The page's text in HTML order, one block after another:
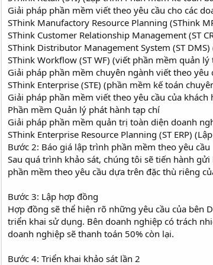
Giải pháp phần mềm viết theo yêu cầu cho các
SThink Manufactory Resource Planning (SThink
SThink Customer Relationship Management (ST
SThink Distributor Management System (ST
SThink Workflow (ST WF) (viết phần mềm quản
Giải pháp phần mềm chuyên ngành viết theo yêu
SThink Enterprise (STE) (phần mềm kế toán
Giải pháp phần mềm viết theo yêu cầu của khách
Phần mềm Quản lý phát hành tạp chí
Giải pháp phần mềm quản trị toàn diện doanh
SThink Enterprise Resource Planning (ST ERP)
Bước 2: Báo giá lập trình phần mềm theo yêu cầu
Sau quá trình khảo sát, chúng tôi sẽ tiến hành
phần mềm theo yêu cầu dựa trên đặc thù riêng
Bước 3: Lập hợp đồng
Hợp đồng sẽ thể hiện rõ những yêu cầu của bên
triển khai sử dụng. Bên doanh nghiệp có trách
doanh nghiệp sẽ thanh toán 50% còn lại.
Bước 4: Triển khai khảo sát lần 2